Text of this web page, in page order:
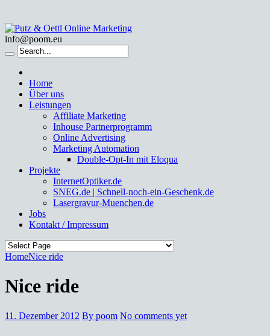
info@poom.eu
Home
Über uns
Leistungen
Affiliate Marketing
Inhouse Partnerprogramm
Online Advertising
Marketing Automation
Double-Opt-In mit Eloqua
Projekte
InternetOptiker.de
SNEG.de | Schnell-noch-ein-Geschenk.de
Lasergravur-Muenchen.de
Jobs
Kontakt / Impressum
HomeNice ride
Nice ride
11. Dezember 2012 By poom No comments yet